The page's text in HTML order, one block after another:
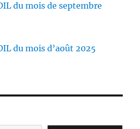
du mois de septembre
du mois d’août 2025